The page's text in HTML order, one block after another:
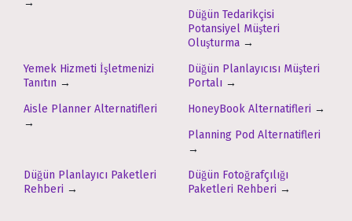
→
Düğün Tedarikçisi
Potansiyel Müşteri
Oluşturma →
Yemek Hizmeti İşletmenizi
Tanıtın →
Düğün Planlayıcısı Müşteri
Portalı →
Aisle Planner Alternatifleri
→
HoneyBook Alternatifleri →
Planning Pod Alternatifleri
→
Düğün Planlayıcı Paketleri
Rehberi →
Düğün Fotoğrafçılığı
Paketleri Rehberi →